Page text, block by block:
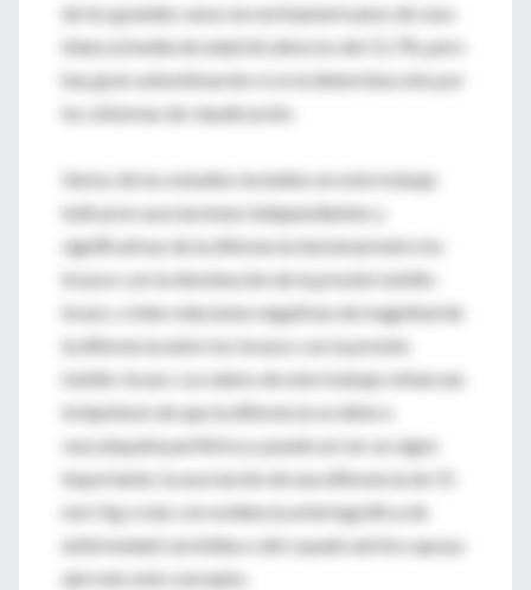
de los grandes vasos en norteamericanos de raza
blanca (media de edad 66 años) es del 11,7%, pero
hay gran subestimación si se la determina sólo por
los síntomas de claudicación.
Varios de los estudios incluidos en este trabajo
indicaron asociaciones independientes y
signiﬁcativas de la diferencia tensional entre los
brazos con la disminución de la presión tobillo-
brazo, o bien relaciones negativas de magnitud de
la diferencia entre los brazos con la presión
tobillo-brazo. Los datos de este trabajo refuerzan
la hipótesis de que la diferencia se debe a
vasculopatía periférica y puede así ser un signo
importante; la asociación de una diferencia de 15
mm Hg o más con evidencia arteriográfica de
enfermedad carotídea o del cayado aórtico apoya
aún más este concepto.